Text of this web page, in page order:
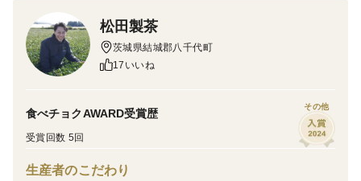
内祝やお中元、お歳暮にいかがでしょうか？
・熨斗の要否：指定がない場合は熨斗をつけずに発送致
します。
いただきます。
ます。
松田製茶
茨城県結城郡八千代町
17いいね
食べチョクAWARD受賞歴
受賞回数 5回
その他
生産者のこだわり